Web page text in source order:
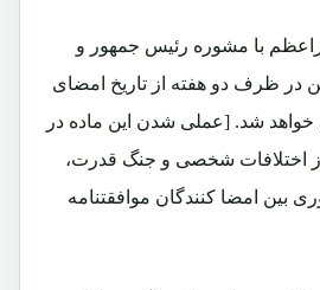
با مشوره رئیس جمهور و
در ظرف دو هفته از تاریخ امضای
خواهد شد. [عملی شدن این ماده در
اختلافات شخصی و جنگ قدرت،
بین امضا کنندگان موافقتنامه